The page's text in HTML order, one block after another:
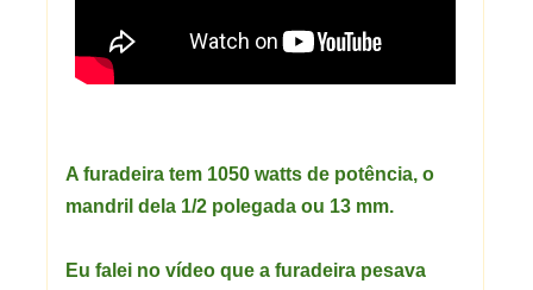
A furadeira tem 1050 watts de potência, o
mandril dela 1/2 polegada ou 13 mm.
Eu falei no vídeo que a furadeira pesava